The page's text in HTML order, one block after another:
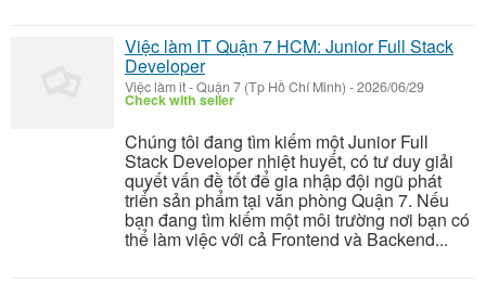
Việc làm IT Quận 7 HCM: Junior Full Stack
Developer
Việc làm it-Quận 7 (Tp Hồ Chí Minh) -2026/06/29
Check with seller
Chúng tôi đang tìm kiếm một Junior Full
Stack Developer nhiệt huyết, có tư duy giải
quyết vấn đề tốt để gia nhập đội ngũ phát
triển sản phẩm tại văn phòng Quận 7. Nếu
bạn đang tìm kiếm một môi trường nơi bạn có
thể làm việc với cả Frontend và Backend...